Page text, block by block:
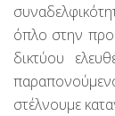
όπλο στην
δικτύου
στέλνουμε